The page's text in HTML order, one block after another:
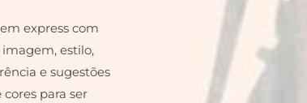
express com
estilo,
e sugestões
para ser